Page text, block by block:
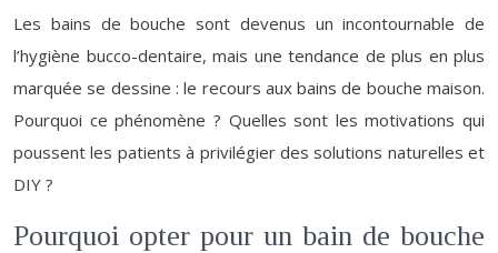
Les bains de bouche sont devenus un incontournable de
l’hygiène bucco-dentaire, mais une tendance de plus en plus
marquée se dessine : le recours aux bains de bouche maison.
Pourquoi ce phénomène ? Quelles sont les motivations qui
poussent les patients à privilégier des solutions naturelles et
DIY ?
Pourquoi opter pour un bain de bouche